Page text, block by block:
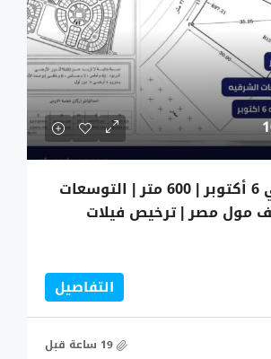
أرض للبيع في 6 أكتوبر | 600 متر | التوسعات
مول مصر | ترخيص فيلات
التفاصيل